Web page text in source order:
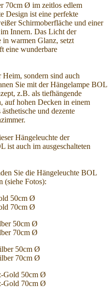
70cm Ø im zeitlos edlem
Design ist eine perfekte
Schirmoberfläche und einer
Innern. Das Licht der
warmen Glanz, setzt
eine wunderbare
sondern sind auch
Sie mit der Hängelampe BOL
z.B. als tiefhängende
auf hohen Decken in einem
und dezente
Hängeleuchte der
ist auch im ausgeschalteten
Sie die Hängeleuchte BOL
(siehe Fotos):
50cm Ø
70cm Ø
50cm Ø
70cm Ø
50cm Ø
70cm Ø
Gold 50cm Ø
Gold 70cm Ø